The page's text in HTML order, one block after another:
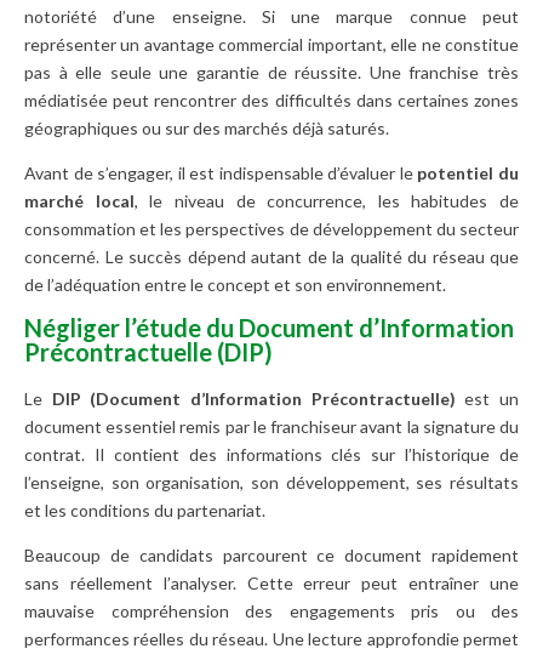
notoriété d’une enseigne. Si une marque connue peut
représenter un avantage commercial important, elle ne constitue
pas à elle seule une garantie de réussite. Une franchise très
médiatisée peut rencontrer des difficultés dans certaines zones
géographiques ou sur des marchés déjà saturés.
Avant de s’engager, il est indispensable d’évaluer le potentiel du
marché local, le niveau de concurrence, les habitudes de
consommation et les perspectives de développement du secteur
concerné. Le succès dépend autant de la qualité du réseau que
de l’adéquation entre le concept et son environnement.
Négliger l’étude du Document d’Information
Précontractuelle (DIP)
Le DIP (Document d’Information Précontractuelle) est un
document essentiel remis par le franchiseur avant la signature du
contrat. Il contient des informations clés sur l’historique de
l’enseigne, son organisation, son développement, ses résultats
et les conditions du partenariat.
Beaucoup de candidats parcourent ce document rapidement
sans réellement l’analyser. Cette erreur peut entraîner une
mauvaise compréhension des engagements pris ou des
performances réelles du réseau. Une lecture approfondie permet